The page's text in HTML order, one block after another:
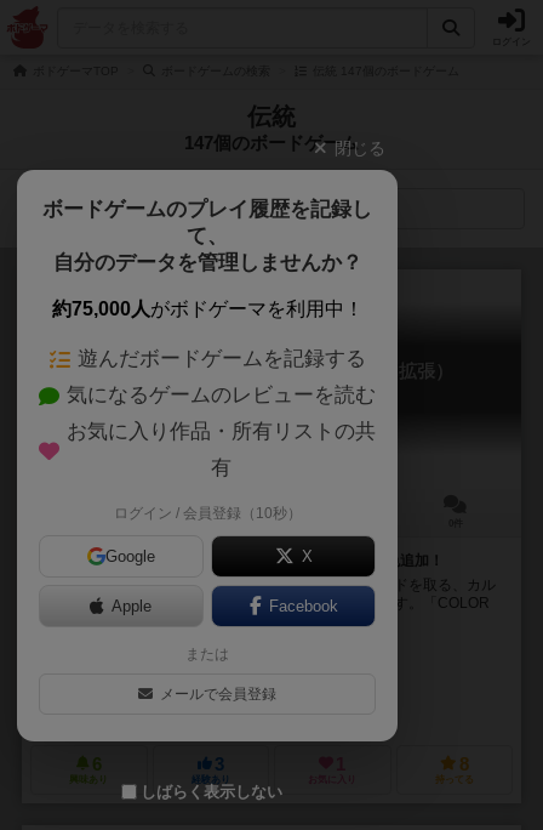
伝統
147個のボードゲーム
検索メニュー
カラーコードかるた：日本の伝統色（拡張）
Color Code Karuta: Nihon
カラーコードかるた拡張第1弾！日本の伝統色から10色追加！
16進数のRGBカラーコードをよみ、該当する色のカードを取る、カル
タ風カードゲーム「COLOR CODE」の拡張版第1弾です。「COLOR
CODE」がないと遊べません。「C...
6
興味あり
3
経験あり お気に入り
8
持ってる
閉じる
ボードゲームのプレイ履歴を記録し
て、
自分のデータを管理しませんか？
約75,000人がボドゲーマを利用中！
遊んだボードゲームを記録する
気になるゲームのレビューを読む
お気に入り作品・所有リストの共
有
ログイン / 会員登録（10秒）
Google X
Apple Facebook
または
メールで会員登録
しばらく表示しない